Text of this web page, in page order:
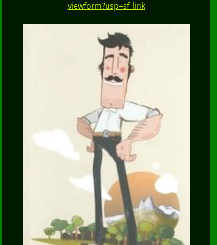
viewform?usp=sf_link